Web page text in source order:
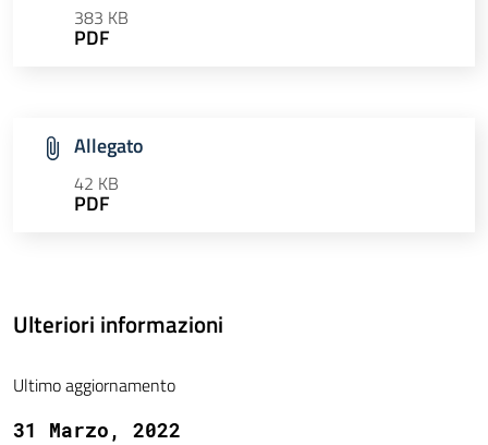
383 KB
PDF
Allegato
42 KB
PDF
Ulteriori informazioni
Ultimo aggiornamento
31 Marzo, 2022